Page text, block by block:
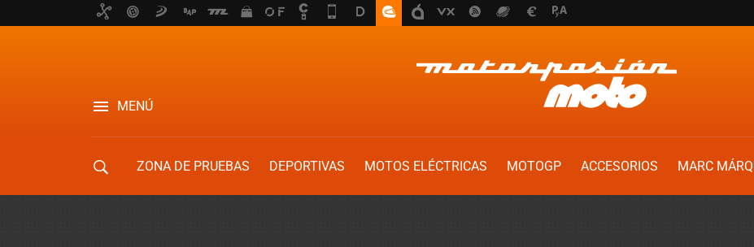
MENÚ
ZONA DE PRUEBAS DEPORTIVAS MOTOS ELÉCTRICAS MOTOGP ACCESORIOS
MARC